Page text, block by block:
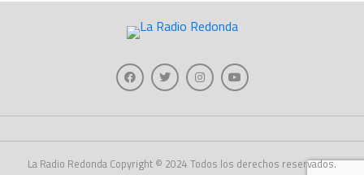
La Radio Redonda Copyright © 2024 Todos los derechos reservados.